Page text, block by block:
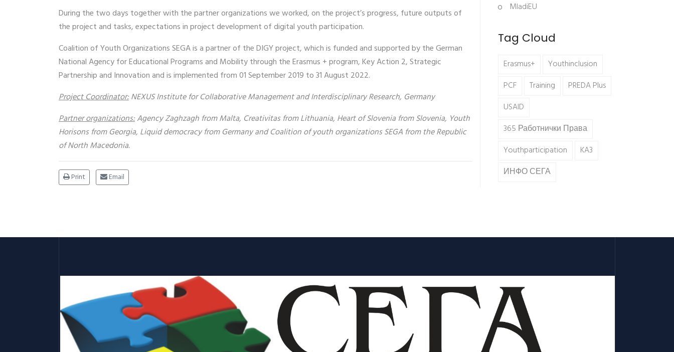
During the two days together with the partner organizations we worked, on the project’s progress, future outputs of
the project and tasks, expectations in project development of digital youth participation.
Coalition of Youth Organizations SEGA is a partner of the DIGY project, which is funded and supported by the German
National Agency for Educational Programs and Mobility through the Erasmus + program, Key Action 2, Strategic
Partnership and Innovation and is implemented from 01 September 2019 to 31 August 2022.
Project Coordinator:NEXUS Institute for Collaborative Management and Interdisciplinary Research, Germany
Partner organizations:Agency Zaghzagh from Malta, Creativitas from Lithuania, Heart of Slovenia from Slovenia, Youth
Horisons from Georgia, Liquid democracy from Germany and Coalition of youth organizations SEGA from the Republic
of North Macedonia.
Print Email
MladiEU
Tag Cloud
Erasmus+
Youthinclusion
PCF
Training
PREDA Plus
USAID
365 Работнички Права
Youthparticipation
KA3
ИНФО СЕГА